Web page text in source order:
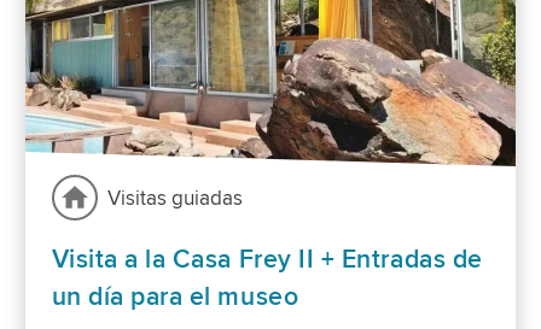
Visitas guiadas
Visita a la Casa Frey II + Entradas de
un día para el museo